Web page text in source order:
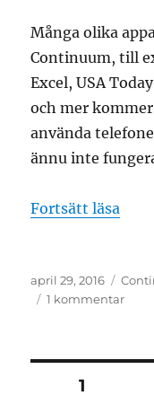
Många olika
Continuum, till
Excel, USA
och mer
använda
ännu inte
Fortsätt läsa
Publicerat
den
april 29, 2016
1 kommentartill
SIDA1